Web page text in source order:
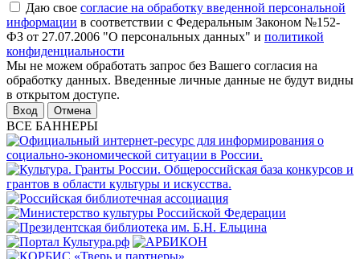
Даю свое согласие на обработку введенной персональной
информации в соответствии с Федеральным Законом №152-
ФЗ от 27.07.2006 "О персональных данных" и политикой
конфиденциальности
Мы не можем обработать запрос без Вашего согласия на
обработку данных. Введенные личные данные не будут видны
в открытом доступе.
Отмена
ВСЕ БАННЕРЫ